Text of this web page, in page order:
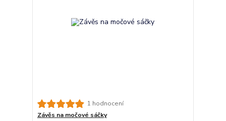
1 hodnocení
Závěs na močové sáčky